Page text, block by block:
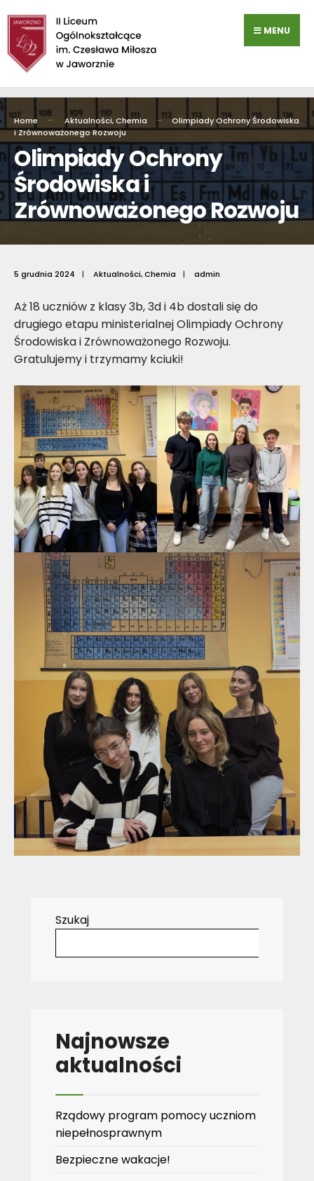
Przejdź
do
zawartości
MENU
Home Aktualności,Chemia
Olimpiady Ochrony Środowiska
i Zrównoważonego Rozwoju
Olimpiady Ochrony
Środowiska i
Zrównoważonego Rozwoju
5 grudnia 2024 | Aktualności,Chemia | admin
Aż 18 uczniów z klasy 3b, 3d i 4b dostali się do
drugiego etapu ministerialnej Olimpiady Ochrony
Środowiska i Zrównoważonego Rozwoju.
Gratulujemy i trzymamy kciuki!
Szukaj
Najnowsze
aktualności
Rządowy program pomocy uczniom
niepełnosprawnym
Bezpieczne wakacje!